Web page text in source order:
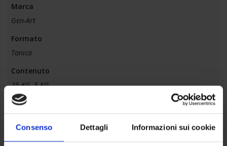
Consenso Dettagli Informazioni sui cookie
Marca
Gen-Art
Formato
Tanica
Contenuto
25 KG, 5 KG
Plus
Azione detergente, Concentrato, Formula neutra, Schiumogeno